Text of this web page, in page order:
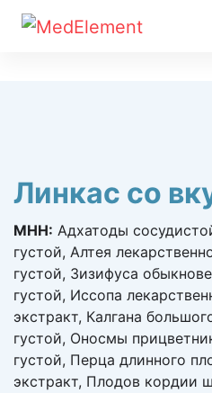
Линкас со
МНН: Адхатоды
густой, Алтея
густой, Зизифуса
густой, Иссопа
экстракт, Калгана
густой, Оносмы
густой, Перца длинного
экстракт, Плодов кордии